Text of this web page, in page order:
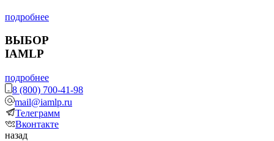
подробнее
ВЫБОР
IAMLP
подробнее
8 (800) 700-41-98
mail@iamlp.ru
Телеграмм
Вконтакте
назад